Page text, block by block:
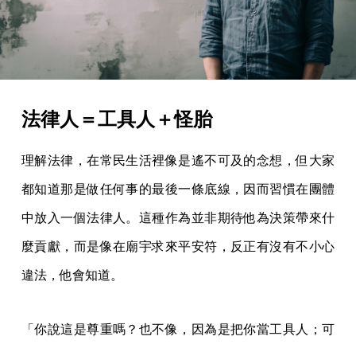
法律人＝工具人＋怪胎
理解法律，在常民生活裡像是遙不可及的念想，但大家
都知道那是做任何事的最後一條底線，因而習慣在團體
中放入一個法律人。這種作為並非期待他為決策帶來什
麼貢獻，而是像在廟宇求來平安符，反正有沒有不小心
違法，他會知道。
「你說這是尊重嗎？也不像，因為是把你當工具人；可